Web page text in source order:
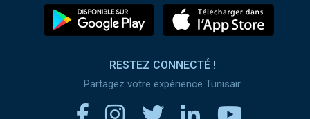
RESTEZ CONNECTÉ !
Partagez votre expérience Tunisair